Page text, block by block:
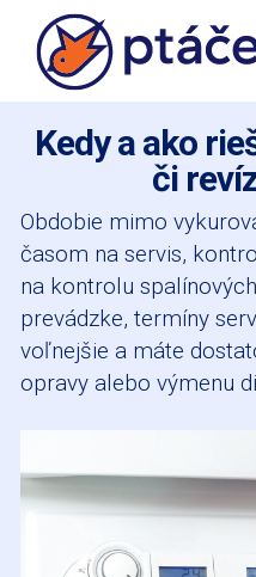
Kedy a ako
či
Obdobie mimo
časom na servis,
na kontrolu
prevádzke, termíny
voľnejšie a máte
opravy alebo výmenu